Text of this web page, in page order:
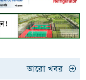
আরো খবর